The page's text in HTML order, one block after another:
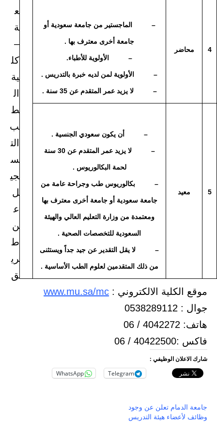
4 محاضر
– الماجستير من جامعة سعودية أو
جامعة أخرى معترف بها .
– الأولوية للأطباء.
– الأولوية لمن لديه خبرة بالتدريس .
– لا يزيد عمر المتقدم عن 35 سنة .
5 معيد
– أن يكون سعودي الجنسية .
– لا يزيد عمر المتقدم عن 30 سنة
لحمة البكالوريوس .
– بكالوريوس طب وجراحة عامة من
جامعة سعودية أو جامعة أخرى معترف بها
ومعتمدة من وزارة التعليم العالي والهيئة
السعودية للتخصصات الصحية .
– لا يقل التقدير عن جيد جداً ويستثنى
من ذلك المتقدمين لعلوم الطب الأساسية .
ع
ة
–
كل
ية
ال
ط
ب
الت
س
جي
ل
ع
ن
ط
ري
ق
موقع الكلية الالكتروني : www.mu.sa/mc
جوال : 0538289112
هاتف: 4042272 / 06
فاكس :40422500 / 06
شارك الاعلان الوظيفي :
Telegram
WhatsApp
جامعة الدمام تعلن عن وجود
وظائف لأعضاء هيئة التدريس